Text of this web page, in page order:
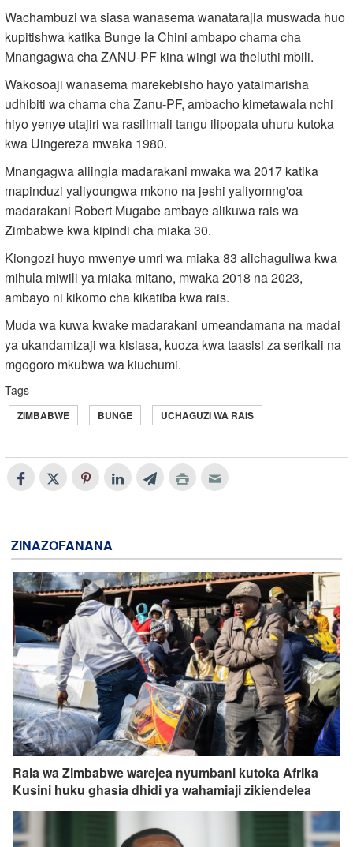
Wachambuzi wa siasa wanasema wanatarajia muswada huo
kupitishwa katika Bunge la Chini ambapo chama cha
Mnangagwa cha ZANU-PF kina wingi wa theluthi mbili.
Wakosoaji wanasema marekebisho hayo yataimarisha
udhibiti wa chama cha Zanu-PF, ambacho kimetawala nchi
hiyo yenye utajiri wa rasilimali tangu ilipopata uhuru kutoka
kwa Uingereza mwaka 1980.
Mnangagwa aliingia madarakani mwaka wa 2017 katika
mapinduzi yaliyoungwa mkono na jeshi yaliyomng'oa
madarakani Robert Mugabe ambaye alikuwa rais wa
Zimbabwe kwa kipindi cha miaka 30.
Kiongozi huyo mwenye umri wa miaka 83 alichaguliwa kwa
mihula miwili ya miaka mitano, mwaka 2018 na 2023,
ambayo ni kikomo cha kikatiba kwa rais.
Muda wa kuwa kwake madarakani umeandamana na madai
ya ukandamizaji wa kisiasa, kuoza kwa taasisi za serikali na
mgogoro mkubwa wa kiuchumi.
Tags
ZIMBABWE BUNGE UCHAGUZI WA RAIS
ZINAZOFANANA
Raia wa Zimbabwe warejea nyumbani kutoka Afrika
Kusini huku ghasia dhidi ya wahamiaji zikiendelea